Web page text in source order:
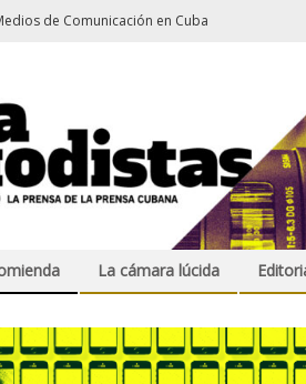
de Comunicación en Cuba
La cámara lúcida